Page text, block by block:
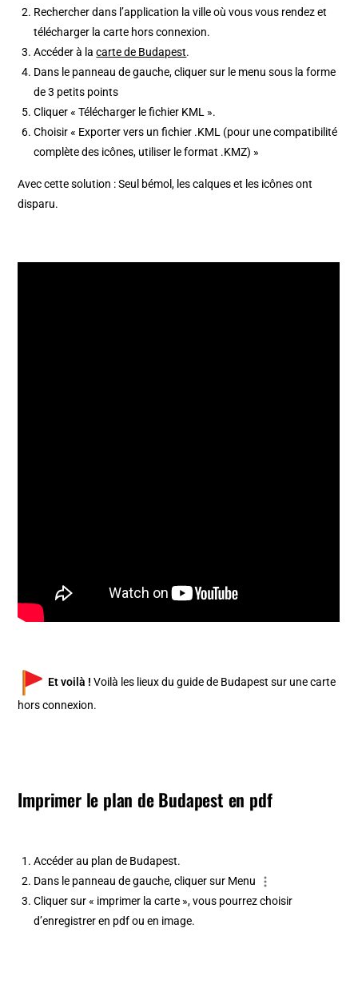
Rechercher dans l’application la ville où vous vous rendez et
télécharger la carte hors connexion.
Accéder à lacarte de Budapest.
Dans le panneau de gauche, cliquer sur le menu sous la forme
de 3 petits points
Cliquer « Télécharger le fichier KML ».
Choisir « Exporter vers un fichier .KML (pour une compatibilité
complète des icônes, utiliser le format .KMZ) »
Avec cette solution : Seul bémol, les calques et les icônes ont
disparu.
Et voilà ! Voilà les lieux du guide de Budapest sur une carte
hors connexion.
Imprimer le plan de Budapest en pdf
Accéder au plan de Budapest.
Dans le panneau de gauche, cliquer sur Menu
Cliquer sur « imprimer la carte », vous pourrez choisir
d’enregistrer en pdf ou en image.